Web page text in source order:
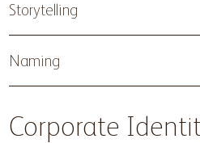
Storytelling
Naming
Corporate